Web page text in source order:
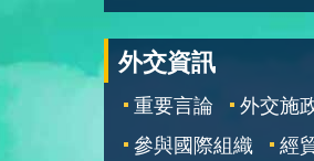
外交資訊
重要言論 外交施
參與國際組織
經